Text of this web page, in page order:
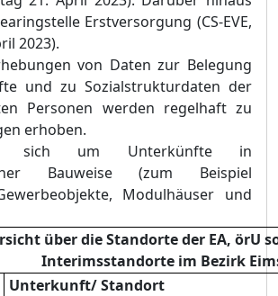
Erstversorgung (CS-EVE,
2023).
von Daten zur Belegung
und zu Sozialstrukturdaten der
Personen werden regelhaft zu
erhoben.
sich um Unterkünfte in
Bauweise (zum Beispiel
Modulhäuser und
über die Standorte der EA, örU
Interimsstandorte im Bezirk
Unterkunft/ Standort